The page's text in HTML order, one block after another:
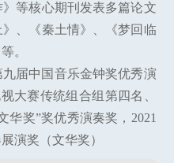
等核心期刊发表多篇论文
、《秦土情》、《梦回临
。
届中国音乐金钟奖优秀演
大赛传统组合组第四名、
华奖”奖优秀演奏奖，2021
演奖（文华奖）